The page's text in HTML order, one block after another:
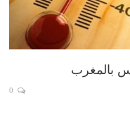
بالمغرب